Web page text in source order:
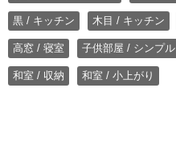
黒 / キッチン 木目 / キッチン
高窓 / 寝室 子供部屋 / シンプル
和室 / 収納 和室 / 小上がり